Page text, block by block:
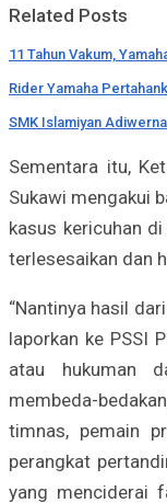
Related Posts
11 Tahun Vakum,
Rider Yamaha
SMK Islamiyan
Sementara itu,
Sukawi mengakui
kasus kericuhan
terlesesaikan dan
“Nantinya hasil
laporkan ke PSSI
atau hukuman
membeda-
timnas, pemain
perangkat
yang menciderai